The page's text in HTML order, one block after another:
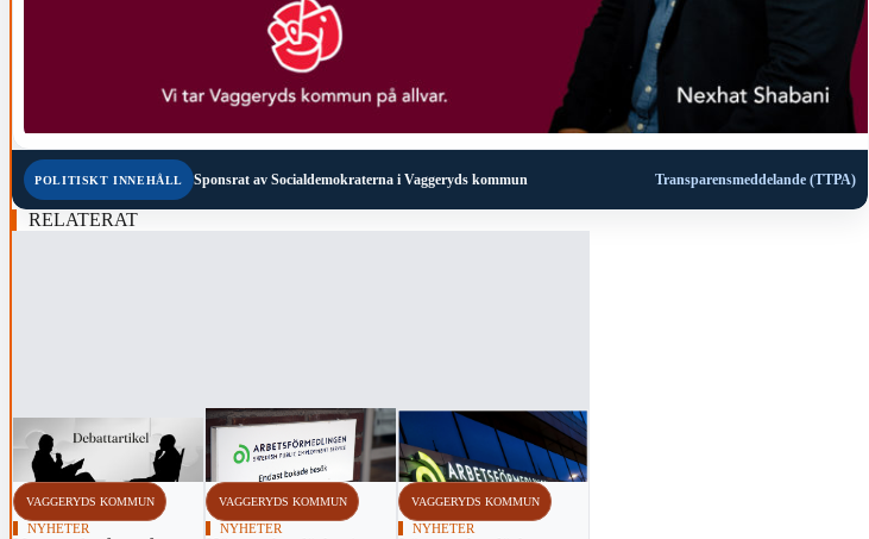
POLITISKT INNEHÅLL Sponsrat av Socialdemokraterna i Vaggeryds kommun Transparensmeddelande (TTPA)
RELATERAT
VAGGERYDS KOMMUN
NYHETER
VAGGERYDS KOMMUN
NYHETER
VAGGERYDS KOMMUN
NYHETER